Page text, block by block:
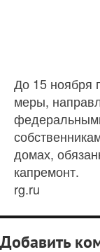
До 15 ноября
меры,
домах,
капремонт.
rg.ru
Добавить